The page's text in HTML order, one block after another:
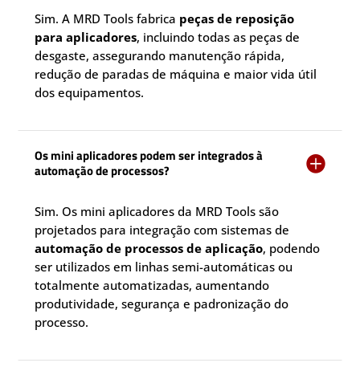
Sim. A MRD Tools fabrica peças de reposição
para aplicadores, incluindo todas as peças de
desgaste, assegurando manutenção rápida,
redução de paradas de máquina e maior vida útil
dos equipamentos.
Os mini aplicadores podem ser integrados à
automação de processos?

Sim. Os mini aplicadores da MRD Tools são
projetados para integração com sistemas de
automação de processos de aplicação, podendo
ser utilizados em linhas semi-automáticas ou
totalmente automatizadas, aumentando
produtividade, segurança e padronização do
processo.